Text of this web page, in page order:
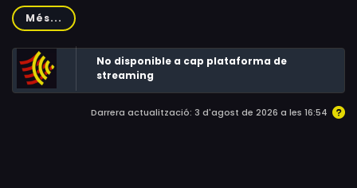
N’hi ha molts que són tòxics. Les dones es veuen
especialment afectades per la imposició social de
mantenir-se joves i boniques; i la cosmètica es ven com
una fàcil solució. Arreu del món, la indústria que mou
aquests productes nocius s’autoregula a si mateixa.
Infertilitat, càncer, diabetis, obesitat, malalties
Més...
No disponible a cap plataforma de
streaming
Darrera actualització: 3 d'agost de 2026 a les 16:54